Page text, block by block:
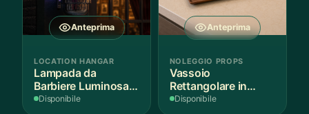
Anteprima
LOCATION HANGAR
Lampada da
Barbiere Luminosa
Rotante
Disponibile
Anteprima
NOLEGGIO PROPS
Vassoio
Rettangolare in
Legno Scuro
Disponibile